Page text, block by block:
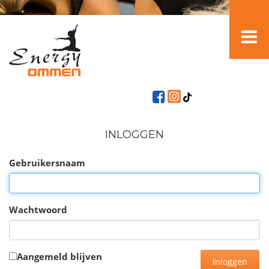
INLOGGEN
Gebruikersnaam
Wachtwoord
Aangemeld blijven Inloggen